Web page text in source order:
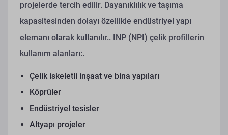
projelerde tercih edilir. Dayanıklılık ve taşıma
kapasitesinden dolayı özellikle endüstriyel yapı
elemanı olarak kullanılır.. INP (NPI) çelik profillerin
kullanım alanları:.
Çelik iskeletli inşaat ve bina yapıları
Köprüler
Endüstriyel tesisler
Altyapı projeler